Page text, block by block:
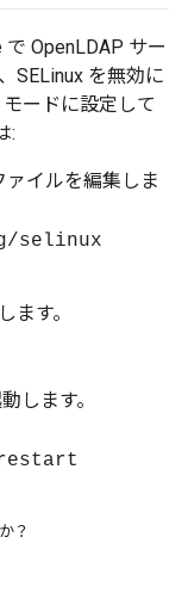
OpenLDAP サー
SELinux を無効に
ードに設定して
:
ァイルを編集しま
selinux
ます。
します。
？